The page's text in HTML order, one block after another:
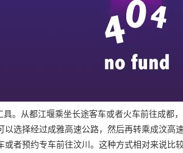
。从都江堰乘坐长途客车或者火车前往成
选择经过成雅高速公路，然后再转乘成汶
者预约专车前往汶川。这种方式相对来说